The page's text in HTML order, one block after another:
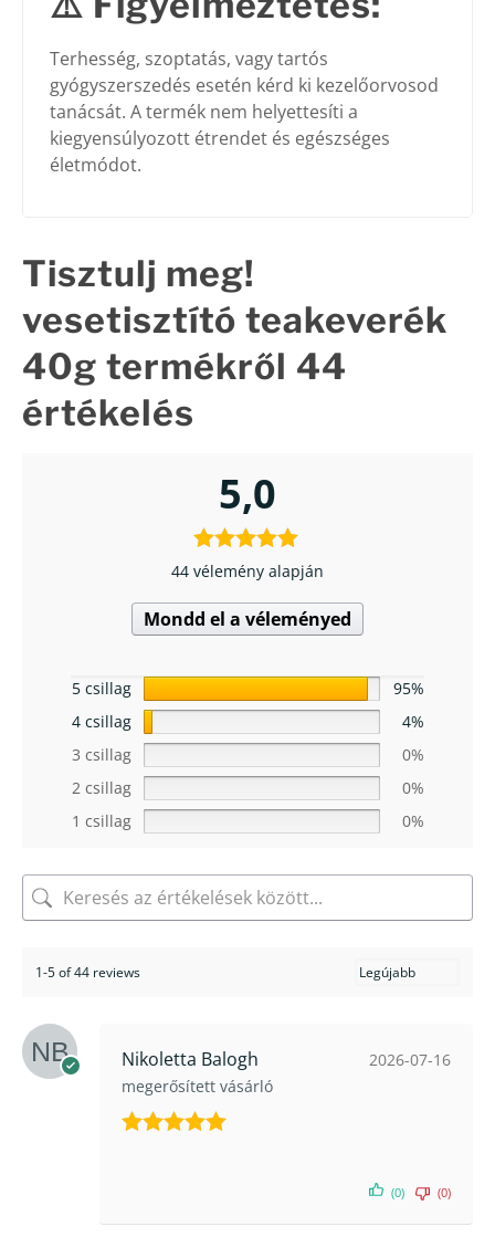
Terhesség, szoptatás, vagy tartós
gyógyszerszedés esetén kérd ki kezelőorvosod
tanácsát. A termék nem helyettesíti a
kiegyensúlyozott étrendet és egészséges
életmódot.
Tisztulj meg!
vesetisztító teakeverék
40g termékről 44
értékelés
5,0
44 vélemény alapján
Mondd el a véleményed
5 csillag
95%
4 csillag
4%
3 csillag
0%
2 csillag
0%
1 csillag
0%
1-5 of 44 reviews
Nikoletta Balogh
megerősített vásárló
2026-07-16
(0) (0)